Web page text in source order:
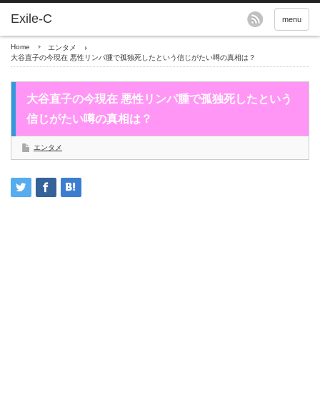
menu
Home
エンタメ
大谷直子の今現在 悪性リンパ腫で孤独死したという信じがたい噂の真相は？
大谷直子の今現在 悪性リンパ腫で孤独死したという
信じがたい噂の真相は？
エンタメ